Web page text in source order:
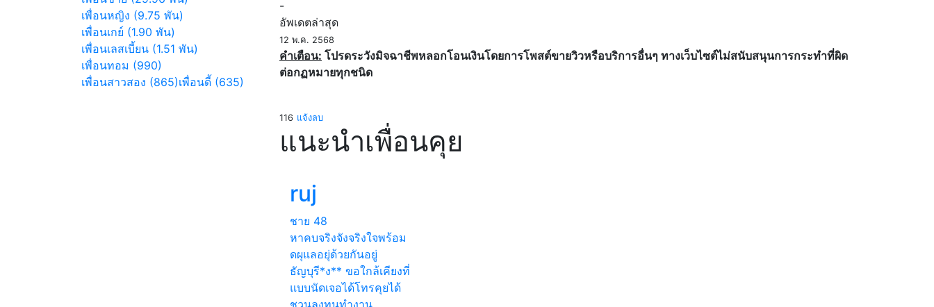
เพื่อนหญิง (9.75 พัน)
เพื่อนเกย์ (1.90 พัน)
เพื่อนเลสเบี้ยน (1.51 พัน)
เพื่อนทอม (990)
เพื่อนสาวสอง (865)เพื่อนดี้ (635)
-
อัพเดตล่าสุด
12 พ.ค. 2568
คำเตือน: โปรดระวังมิจฉาชีพหลอกโอนเงินโดยการโพสต์ขายวิวหรือบริการอื่นๆ ทางเว็บไซต์ไม่สนับสนุนการกระทำที่ผิด
ต่อกฏหมายทุกชนิด
116 แจ้งลบ
แนะนำเพื่อนคุย
ruj
ชาย 48
หาคบจริงจังจริงใจพร้อม
ดผุแลอยุ่ด้วยกันอยู่
ธัญบุรี*ง** ขอใกล้เคียงที่
แบบนัดเจอได้โทรคุยได้
ชวนลงทุนทำงาน